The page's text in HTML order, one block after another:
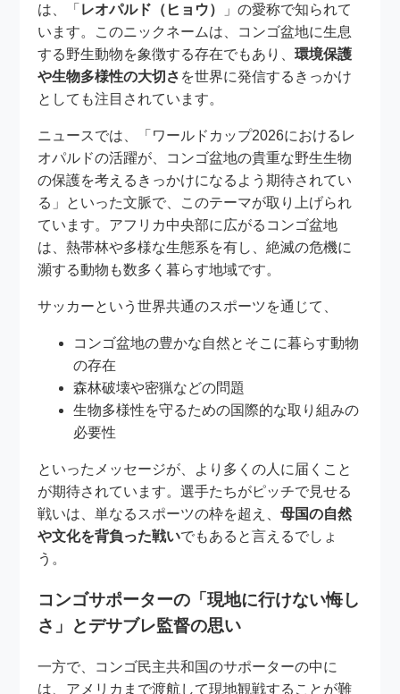
は、「 レオパルド（ヒョウ）
」の愛称で知られて
います。このニックネームは、コンゴ盆地に生息
する野生動物を象徴する存在でもあり、環境保護
や生物多様性の大切さ を世界に発信するきっかけ
としても注目されています。
ニュースでは、「ワールドカップ2026におけるレ
オパルドの活躍が、コンゴ盆地の貴重な野生生物
の保護を考えるきっかけになるよう期待されてい
る」といった文脈で、このテーマが取り上げられ
ています。アフリカ中央部に広がるコンゴ盆地
は、熱帯林や多様な生態系を有し、絶滅の危機に
瀕する動物も数多く暮らす地域です。
サッカーという世界共通のスポーツを通じて、
コンゴ盆地の豊かな自然とそこに暮らす動物
の存在
森林破壊や密猟などの問題
生物多様性を守るための国際的な取り組みの
必要性
といったメッセージが、より多くの人に届くこと
が期待されています。選手たちがピッチで見せる
戦いは、単なるスポーツの枠を超え、母国の自然
や文化を背負った戦いでもあると言えるでしょ
う。
コンゴサポーターの「現地に行けない悔し
さ」とデサブレ監督の思い
一方で、コンゴ民主共和国のサポーターの中に
は、アメリカまで渡航して現地観戦することが難